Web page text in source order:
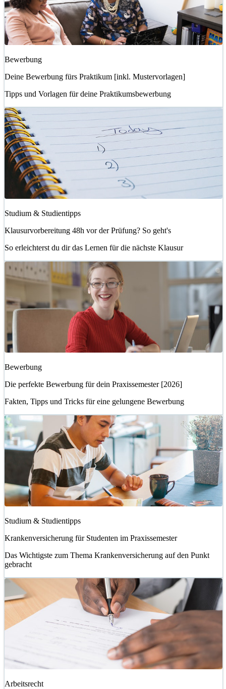
Bewerbung
Deine Bewerbung fürs Praktikum [inkl. Mustervorlagen]
Tipps und Vorlagen für deine Praktikumsbewerbung
Studium & Studientipps
Klausurvorbereitung 48h vor der Prüfung? So geht's
So erleichterst du dir das Lernen für die nächste Klausur
Bewerbung
Die perfekte Bewerbung für dein Praxissemester [2026]
Fakten, Tipps und Tricks für eine gelungene Bewerbung
Studium & Studientipps
Krankenversicherung für Studenten im Praxissemester
Das Wichtigste zum Thema Krankenversicherung auf den Punkt
gebracht
Arbeitsrecht